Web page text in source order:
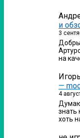
и
3
на
—
4
Думаю
знать
хоть